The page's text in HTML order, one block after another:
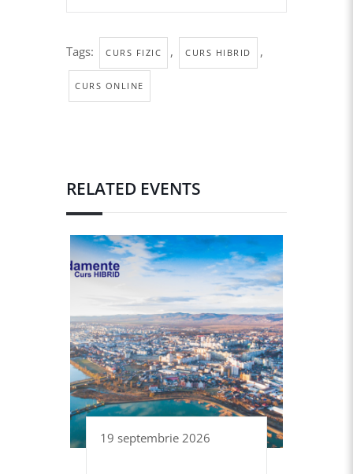
Tags: CURS FIZIC , CURS HIBRID ,
CURS ONLINE
RELATED EVENTS
19 septembrie 2026